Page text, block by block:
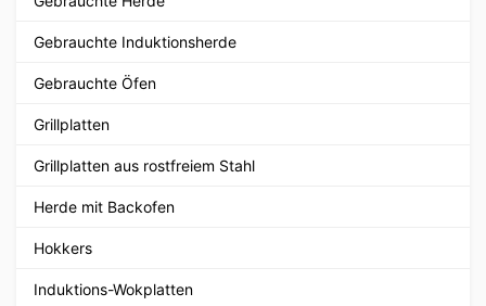
Gebrauchte Induktionsherde
Gebrauchte Öfen
Grillplatten
Grillplatten aus rostfreiem Stahl
Herde mit Backofen
Hokkers
Induktions-Wokplatten